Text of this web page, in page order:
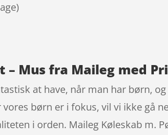
– Mus fra Maileg med
at have, når man har børn,
børn er i fokus, vil vi ikke gå
i orden. Maileg Køleskab m.